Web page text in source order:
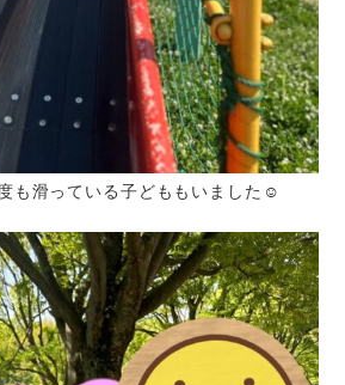
も滑っている子どももいました☺